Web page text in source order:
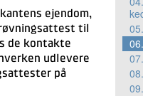
05.
06.
07.
08.
09.
ejendom,
til
de kontakte
udlevere
på